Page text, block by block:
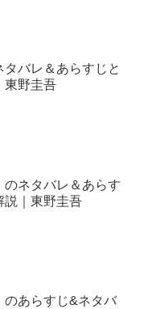
タバレ＆あらすじと
東野圭吾
のネタバレ＆あらす
説｜東野圭吾
のあらすじ&ネタバ